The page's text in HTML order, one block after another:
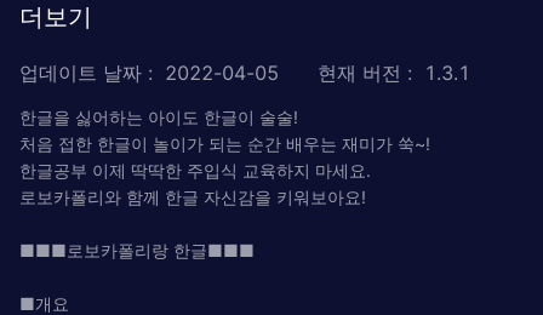
더보기
업데이트 날짜 : 2022-04-05 현재 버전 : 1.3.1
한글을 싫어하는 아이도 한글이 술술!
처음 접한 한글이 놀이가 되는 순간 배우는 재미가 쑥~!
한글공부 이제 딱딱한 주입식 교육하지 마세요.
로보카폴리와 함께 한글 자신감을 키워보아요!
■■ ■로보카폴리랑 한글 ■ ■ ■
■개요